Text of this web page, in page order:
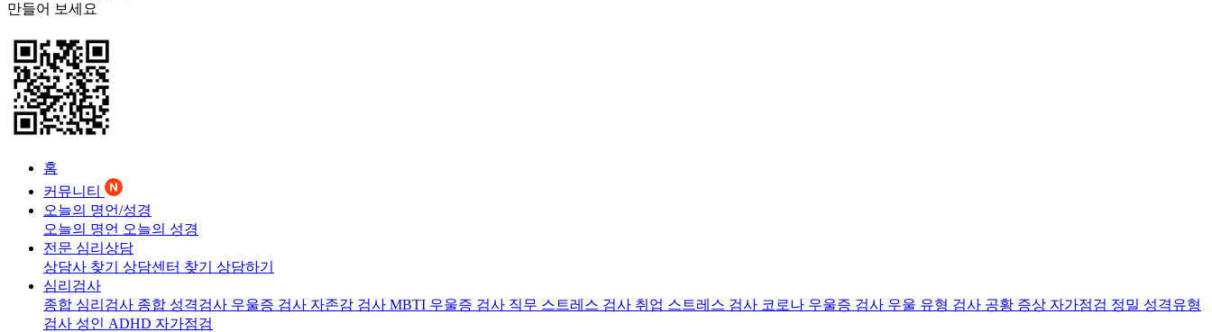
만들어 보세요
홈
커뮤니티
오늘의 명언/성경
오늘의 명언 오늘의 성경
전문 심리상담
상담사 찾기 상담센터 찾기 상담하기
심리검사
종합 심리검사 종합 성격검사 우울증 검사 자존감 검사 MBTI 우울증 검사 직무 스트레스 검사 취업 스트레스 검사 코로나 우울증 검사 우울 유형 검사 공황 증상 자가점검 정밀 성격유형
검사 성인 ADHD 자가점검